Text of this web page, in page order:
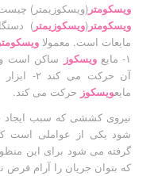
ویسکومتر (ویسکوزیمتر)
ویسکومتر (ویسکوزیمتر )
مایعات است. معمولا
۱- مایع
ویسکوز ساکن است و
آن حرکت می کند ۲- ابزار اندازه گیری
مایعویسکوز حرکت می کند.
نیروی کششی که سبب
شود یکی از عواملی است
گرفته می شود برای این
که بتوان جریان را آرام فرض